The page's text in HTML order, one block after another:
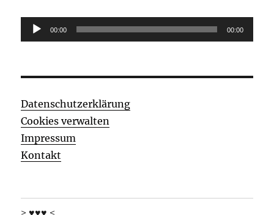
Audio-
Player
00:00 00:00
Datenschutzerklärung
Cookies verwalten
Impressum
Kontakt